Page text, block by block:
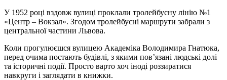
У 1952 році вздовж вулиці проклали тролейбусну лінію №1
«Центр – Вокзал». Згодом тролейбусні маршрути забрали з
центральної частини Львова.
Коли прогулюєшся вулицею Академіка Володимира Гнатюка,
перед очима постають будівлі, з якими пов’язані людські долі
та історичні події. Просто варто хоч іноді роззиратися
навкруги і заглядати в книжки.